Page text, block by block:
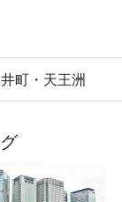
町・天王洲